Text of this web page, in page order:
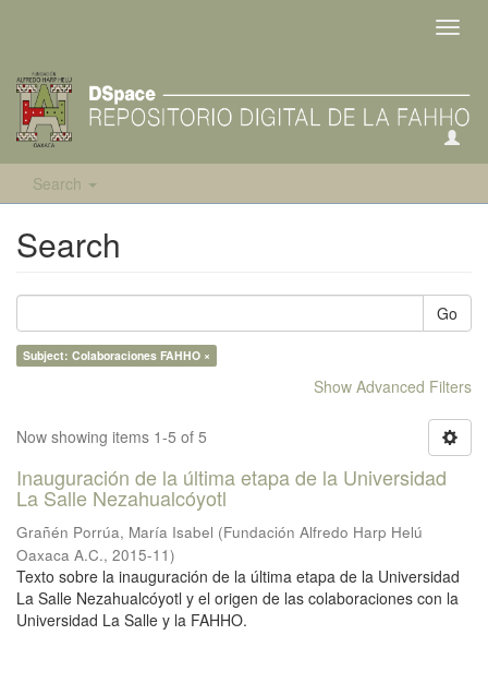
Search
Search
Go
Subject: Colaboraciones FAHHO ×
Show Advanced Filters
Now showing items 1-5 of 5
Inauguración de la última etapa de la Universidad
La Salle Nezahualcóyotl
Grañén Porrúa, María Isabel (Fundación Alfredo Harp Helú
Oaxaca A.C., 2015-11)
Texto sobre la inauguración de la última etapa de la Universidad
La Salle Nezahualcóyotl y el origen de las colaboraciones con la
Universidad La Salle y la FAHHO.